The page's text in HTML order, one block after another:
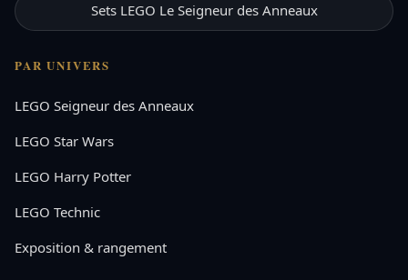
Sets LEGO Le Seigneur des Anneaux
PAR UNIVERS
LEGO Seigneur des Anneaux
LEGO Star Wars
LEGO Harry Potter
LEGO Technic
Exposition & rangement